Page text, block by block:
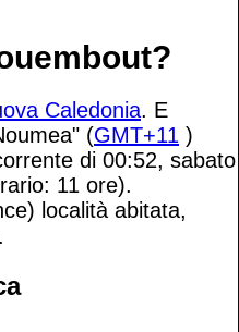
Caledonia. E
(GMT+11 )
di 00:52, sabato
11 ore).
località abitata,